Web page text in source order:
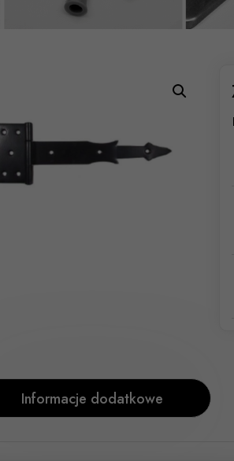
Informacje dodatkowe